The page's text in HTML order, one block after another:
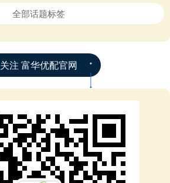
全部话题标签
关注 富华优配官网